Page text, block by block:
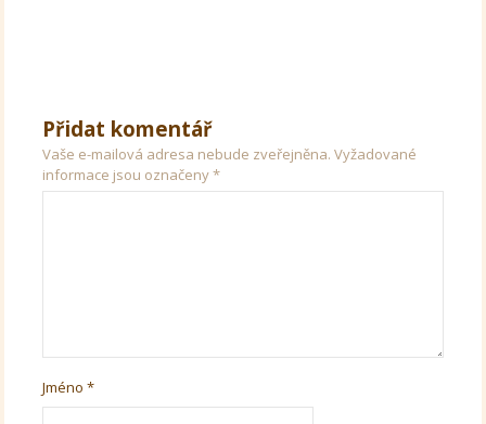
Přidat komentář
Vaše e-mailová adresa nebude zveřejněna. Vyžadované
informace jsou označeny*
Jméno*